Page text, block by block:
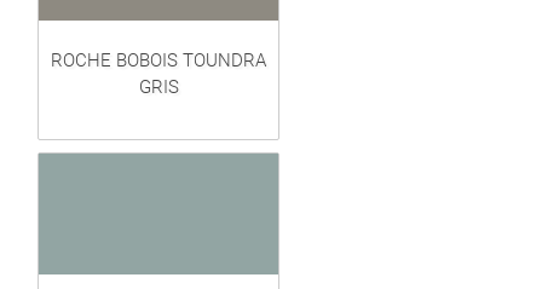
ROCHE BOBOIS TOUNDRA
GRIS